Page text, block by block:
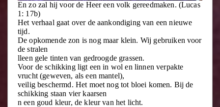
En zo zal hij voor de Heer een volk gereedmaken. (Lucas
1: 17b)
Het verhaal gaat over de aankondiging van een nieuwe
tijd.
De opkomende zon is nog maar klein. Wij gebruiken voor
de stralen
lleen gele tinten van gedroogde grassen.
Voor de schikking ligt een in wol en linnen verpakte
vrucht (geweven, als een mantel),
veilig beschermd. Het moet nog tot bloei komen. Bij de
schikking staan vier kaarsen
n een goud kleur, de kleur van het licht.